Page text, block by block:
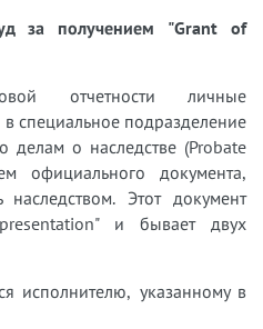
за получением "Grant of
отчетности личные
специальное подразделение
делам о наследстве (Probate
официального документа,
Этот документ
и бывает двух
исполнителю, указанному в